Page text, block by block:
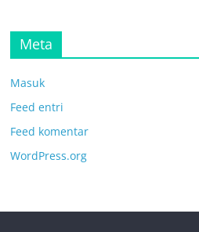
Meta
Masuk
Feed entri
Feed komentar
WordPress.org